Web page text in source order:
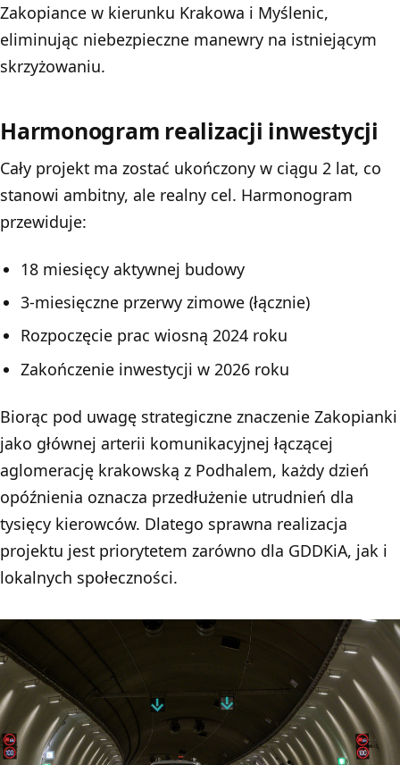
Zakopiance w kierunku Krakowa i Myślenic,
eliminując niebezpieczne manewry na istniejącym
skrzyżowaniu.
Harmonogram realizacji inwestycji
Cały projekt ma zostać ukończony w ciągu 2 lat, co
stanowi ambitny, ale realny cel. Harmonogram
przewiduje:
18 miesięcy aktywnej budowy
3-miesięczne przerwy zimowe (łącznie)
Rozpoczęcie prac wiosną 2024 roku
Zakończenie inwestycji w 2026 roku
Biorąc pod uwagę strategiczne znaczenie Zakopianki
jako głównej arterii komunikacyjnej łączącej
aglomerację krakowską z Podhalem, każdy dzień
opóźnienia oznacza przedłużenie utrudnień dla
tysięcy kierowców. Dlatego sprawna realizacja
projektu jest priorytetem zarówno dla GDDKiA, jak i
lokalnych społeczności.